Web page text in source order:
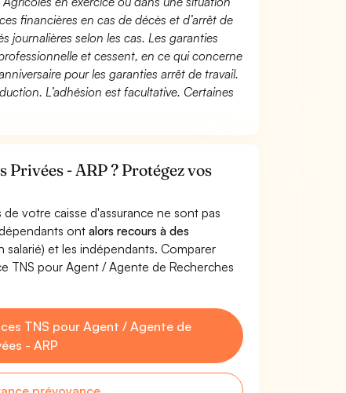
financières en cas de décès et d’arrêt de
journalières selon les cas. Les garanties
et cessent, en ce qui concerne
pour les garanties arrêt de travail.
L’adhésion est facultative. Certaines
Privées - ARP ? Protégez vos
votre caisse d'assurance ne sont pas
ontalors recours à des
salarié) et les indépendants. Comparer
TNS pour Agent / Agente de Recherches
TNS pour Agent / Agente de
- ARP